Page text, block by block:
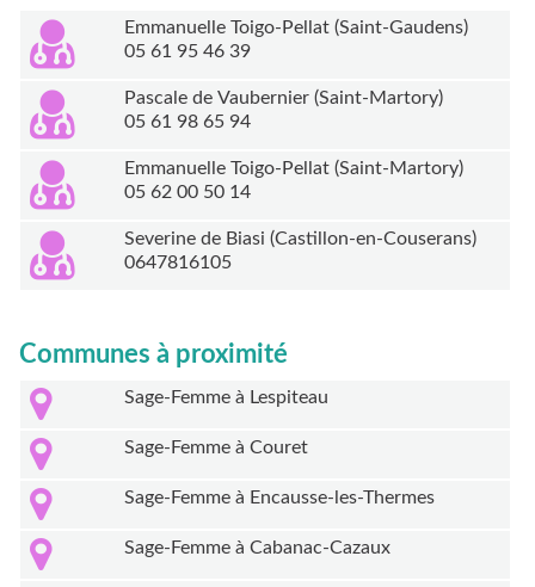
Emmanuelle Toigo-Pellat (Saint-Gaudens)
05 61 95 46 39
Pascale de Vaubernier (Saint-Martory)
05 61 98 65 94
Emmanuelle Toigo-Pellat (Saint-Martory)
05 62 00 50 14
Severine de Biasi (Castillon-en-Couserans)
0647816105
Communes à proximité
Sage-Femme à Lespiteau
Sage-Femme à Couret
Sage-Femme à Encausse-les-Thermes
Sage-Femme à Cabanac-Cazaux